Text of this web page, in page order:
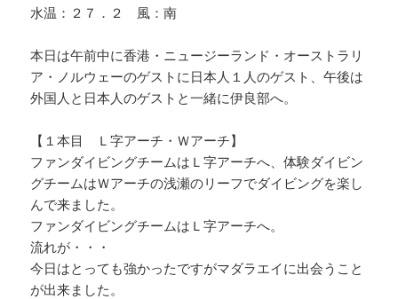
水温：２７．２ 風：南
本日は午前中に香港・ニュージーランド・オーストラリ
ア・ノルウェーのゲストに日本人１人のゲスト、午後は
外国人と日本人のゲストと一緒に伊良部へ。
【１本目 Ｌ字アーチ・Ｗアーチ】
ファンダイビングチームはＬ字アーチへ、体験ダイビン
グチームはＷアーチの浅瀬のリーフでダイビングを楽し
んで来ました。
ファンダイビングチームはＬ字アーチへ。
流れが・・・
今日はとっても強かったですがマダラエイに出会うこと
が出来ました。